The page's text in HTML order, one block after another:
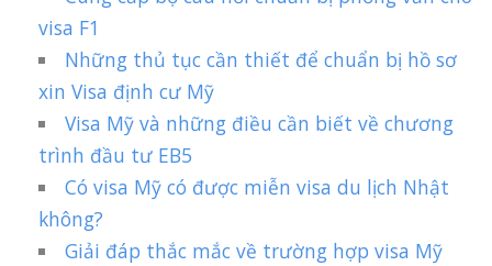
visa F1
Những thủ tục cần thiết để chuẩn bị hồ sơ
xin Visa định cư Mỹ
Visa Mỹ và những điều cần biết về chương
trình đầu tư EB5
Có visa Mỹ có được miễn visa du lịch Nhật
không?
Giải đáp thắc mắc về trường hợp visa Mỹ